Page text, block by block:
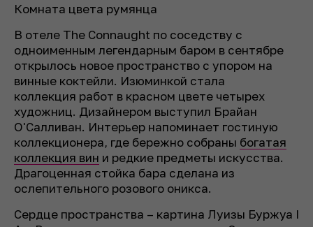
Комната цвета румянца
В отеле The Connaught по соседству с
одноименным легендарным баром в сентябре
открылось новое пространство с упором на
винные коктейли. Изюминкой стала
коллекция работ в красном цвете четырех
художниц. Дизайнером выступил Брайан
О'Салливан. Интерьер напоминает гостиную
коллекционера, где бережно собраны богатая
коллекция вин и редкие предметы искусства.
Драгоценная стойка бара сделана из
ослепительного розового оникса.
Сердце пространства – картина Луизы Буржуа I